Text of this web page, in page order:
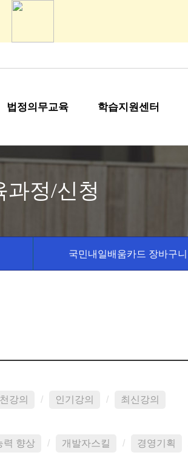
법정의무교육 학습지원센터
과정/신청
국민내일배움카드 장바구니
강의 / 인기강의 / 최신강의
력 향상 / 개발자스킬 / 경영기획